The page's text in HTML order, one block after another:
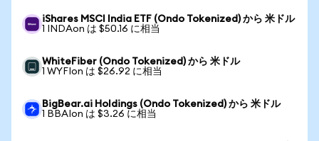
iShares MSCI India ETF (Ondo Tokenized) から 米ドル
1 INDAon は $50.16 に相当
WhiteFiber (Ondo Tokenized) から 米ドル
1 WYFIon は $26.92 に相当
BigBear.ai Holdings (Ondo Tokenized) から 米ドル
1 BBAIon は $3.26 に相当